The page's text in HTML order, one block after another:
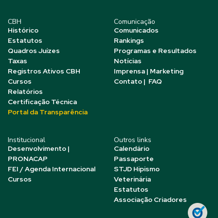
CBH
Histórico
Estatutos
Quadros Juízes
Taxas
Registros Ativos CBH
Cursos
Relatórios
Certificação Técnica
Portal da Transparência
Comunicação
Comunicados
Rankings
Programas e Resultados
Notícias
Imprensa | Marketing
Contato | FAQ
Institucional
Desenvolvimento |
PRONACAP
FEI / Agenda Internacional
Cursos
Outros links
Calendário
Passaporte
STJD Hipismo
Veterinária
Estatutos
Associação Criadores